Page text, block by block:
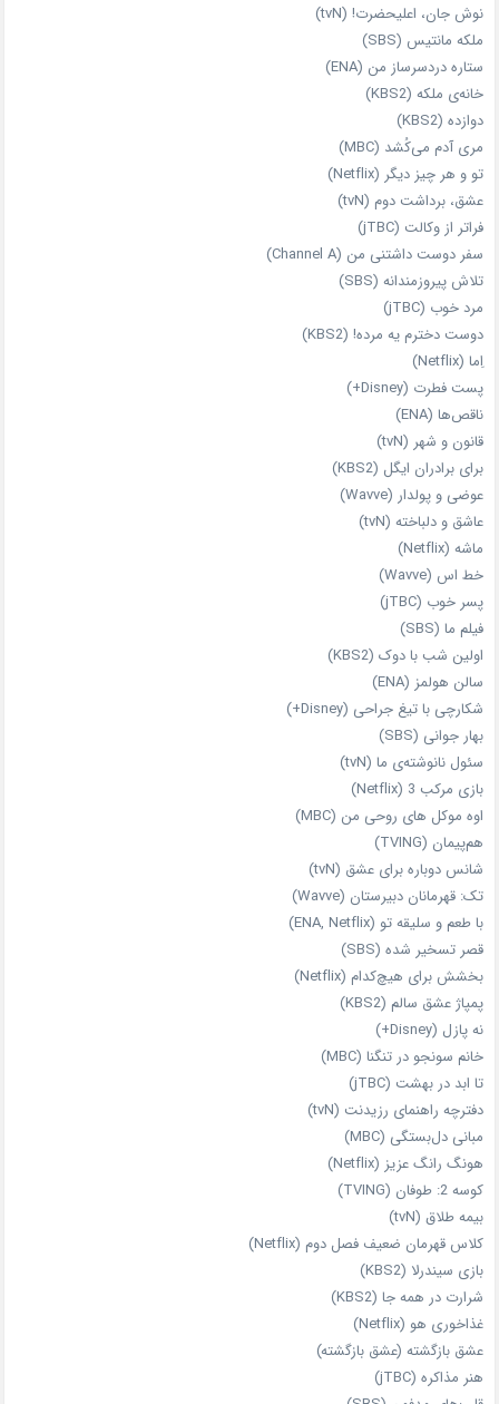
نوش جان، اعلیحضرت! (tvN)
ملکه‌ مانتیس (SBS)
ستاره دردسرساز من (ENA)
خانه‌ی ملکه (KBS2)
دوازده (KBS2)
مری آدم می‌کُشد (MBC)
تو و هر چیز دیگر (Netflix)
عشق، برداشت دوم (tvN)
فراتر از وکالت (jTBC)
سفر دوست‌ داشتنی من (Channel A)
تلاش پیروزمندانه (SBS)
مرد خوب (jTBC)
دوست دخترم یه مرده! (KBS2)
اِما (Netflix)
پست فطرت (Disney+)
ناقص‌ها (ENA)
قانون و شهر (tvN)
برای برادران ایگل (KBS2)
عوضی و پولدار (Wavve)
عاشق و دلباخته (tvN)
ماشه (Netflix)
خط اس (Wavve)
پسر خوب (jTBC)
فیلم ما (SBS)
اولین شب با دوک (KBS2)
سالن هولمز (ENA)
شکارچی با تیغ جراحی (Disney+)
بهار جوانی (SBS)
سئول نانوشته‌ی ما (tvN)
بازی مرکب 3 (Netflix)
اوه موکل های روحی من (MBC)
هم‌پیمان (TVING)
شانس دوباره برای عشق (tvN)
تک: قهرمانان دبیرستان (Wavve)
با طعم و سلیقه تو (ENA, Netflix)
قصر تسخیر شده (SBS)
بخشش برای هیچ‌کدام (Netflix)
پمپاژ عشق سالم (KBS2)
نه پازل (Disney+)
خانم سونجو در تنگنا (MBC)
تا ابد در بهشت (jTBC)
دفترچه راهنمای رزیدنت (tvN)
مبانی دل‌بستگی (MBC)
هونگ رانگ عزیز (Netflix)
کوسه 2: طوفان (TVING)
بیمه طلاق (tvN)
کلاس قهرمان ضعیف فصل دوم (Netflix)
بازی سیندرلا (KBS2)
شرارت در همه‌ جا (KBS2)
غذاخوری هو (Netflix)
عشق بازگشته (عشق بازگشته)
هنر مذاکره (jTBC)